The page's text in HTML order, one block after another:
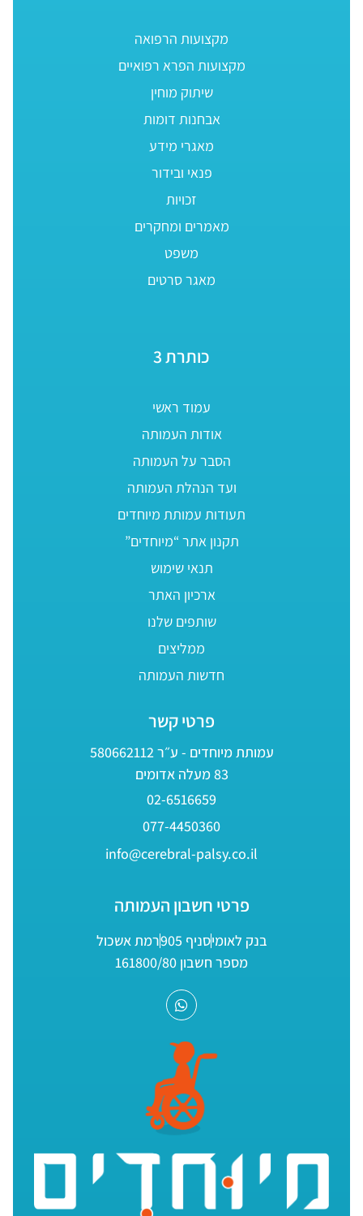
מקצועות הרפואה
מקצועות הפרא רפואיים
שיתוק מוחין
אבחנות דומות
מאגרי מידע
פנאי ובידור
זכויות
מאמרים ומחקרים
משפט
מאגר סרטים
כותרת 3
עמוד ראשי
אודות העמותה
הסבר על העמותה
ועד הנהלת העמותה
תעודות עמותת מיוחדים
תקנון אתר “מיוחדים”
תנאי שימוש
ארכיון האתר
שותפים שלנו
ממליצים
חדשות העמותה
פרטי קשר
עמותת מיוחדים - ע״ר 580662112
83 מעלה אדומים
02-6516659
077-4450360
info@cerebral-palsy.co.il
פרטי חשבון העמותה
בנק לאומיסניף 905
רמת אשכול
מספר חשבון 161800/80